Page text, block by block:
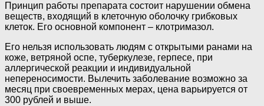
Принцип работы препарата состоит нарушении обмена
веществ, входящий в клеточную оболочку грибковых
клеток. Его основной компонент – клотримазол.
Его нельзя использовать людям с открытыми ранами на
коже, ветряной оспе, туберкулезе, герпесе, при
аллергической реакции и индивидуальной
непереносимости. Вылечить заболевание возможно за
месяц при своевременных мерах, цена варьируется от
300 рублей и выше.